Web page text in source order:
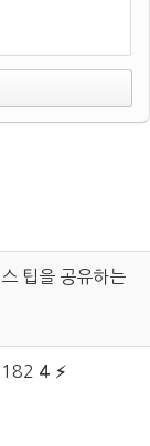
팁을 공유하는
4